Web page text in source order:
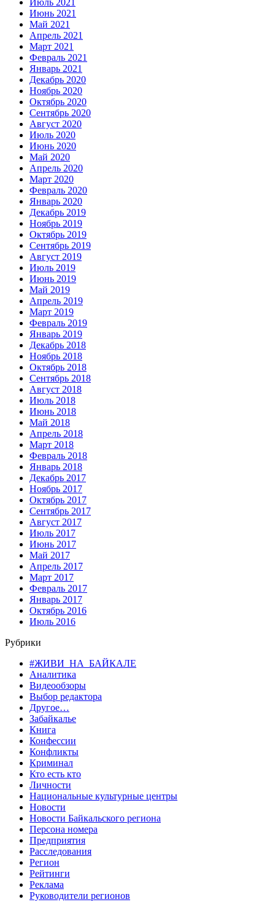
Июль 2021
Июнь 2021
Май 2021
Апрель 2021
Март 2021
Февраль 2021
Январь 2021
Декабрь 2020
Ноябрь 2020
Октябрь 2020
Сентябрь 2020
Август 2020
Июль 2020
Июнь 2020
Май 2020
Апрель 2020
Март 2020
Февраль 2020
Январь 2020
Декабрь 2019
Ноябрь 2019
Октябрь 2019
Сентябрь 2019
Август 2019
Июль 2019
Июнь 2019
Май 2019
Апрель 2019
Март 2019
Февраль 2019
Январь 2019
Декабрь 2018
Ноябрь 2018
Октябрь 2018
Сентябрь 2018
Август 2018
Июль 2018
Июнь 2018
Май 2018
Апрель 2018
Март 2018
Февраль 2018
Январь 2018
Декабрь 2017
Ноябрь 2017
Октябрь 2017
Сентябрь 2017
Август 2017
Июль 2017
Июнь 2017
Май 2017
Апрель 2017
Март 2017
Февраль 2017
Январь 2017
Октябрь 2016
Июль 2016
Рубрики
#ЖИВИ_НА_БАЙКАЛЕ
Аналитика
Видеообзоры
Выбор редактора
Другое…
Забайкалье
Книга
Конфессии
Конфликты
Криминал
Кто есть кто
Личности
Национальные культурные центры
Новости
Новости Байкальского региона
Персона номера
Предприятия
Расследования
Регион
Рейтинги
Реклама
Руководители регионов